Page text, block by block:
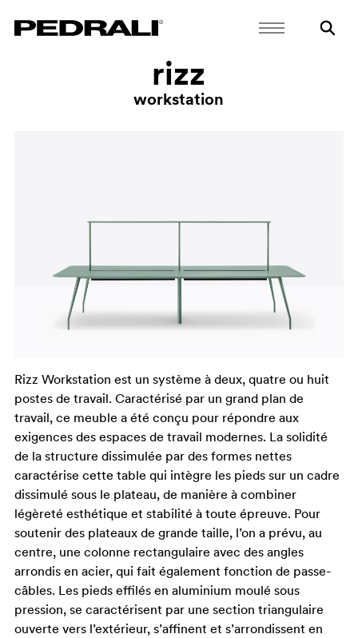
rizz
workstation
Rizz Workstation est un système à deux, quatre ou huit
postes de travail. Caractérisé par un grand plan de
travail, ce meuble a été conçu pour répondre aux
exigences des espaces de travail modernes. La solidité
de la structure dissimulée par des formes nettes
caractérise cette table qui intègre les pieds sur un cadre
dissimulé sous le plateau, de manière à combiner
légèreté esthétique et stabilité à toute épreuve. Pour
soutenir des plateaux de grande taille, l’on a prévu, au
centre, une colonne rectangulaire avec des angles
arrondis en acier, qui fait également fonction de passe-
câbles. Les pieds effilés en aluminium moulé sous
pression, se caractérisent par une section triangulaire
ouverte vers l’extérieur, s’affinent et s’arrondissent en